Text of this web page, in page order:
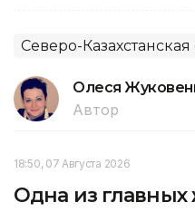
Северо-Казахстанская
Олеся
Автор
18:50, 07 Августа 2026
Одна из